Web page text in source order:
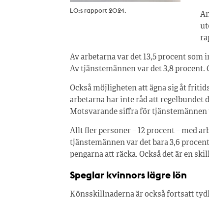
LO:s rapport 2024.
Av arbetarna var det 13,5 procent som
Av tjänstemännen var det 3,8
Också möjligheten att ägna sig åt
arbetarna har inte råd att
Motsvarande siffra för tjänstemännen
Allt fler personer – 12 procent – med
tjänstemännen var det bara 3,6
pengarna att räcka. Också det är en
Speglar kvinnors lägre lön
Könsskillnaderna är också fortsatt